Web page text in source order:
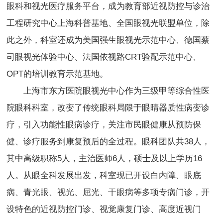
眼科和视光医疗服务平台，成为教育部近视防控与诊治
工程研究中心上海科普基地、全国眼视光联盟单位，除
此之外，科室还成为美国强生眼视光示范中心、德国蔡
司眼视光体验中心、法国依视路CRT验配示范中心、
OPT的培训教育示范基地。
上海市东方医院眼视光中心作为三级甲等综合性医
院眼科科室，改变了传统眼科局限于眼睛器质性病变诊
疗，引入功能性眼病诊疗，关注市民眼健康从预防保
健、诊疗服务到康复预后的全过程。眼科团队共38人，
其中高级职称5人，主治医师6人，硕士及以上学历16
人。从眼全科发展出发，科室现已开设白内障、眼底
病、青光眼、视光、屈光、干眼病等多项专病门诊，开
设特色的近视防控门诊、视觉康复门诊、高度近视门